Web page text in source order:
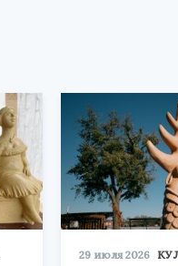
29 июля 2026